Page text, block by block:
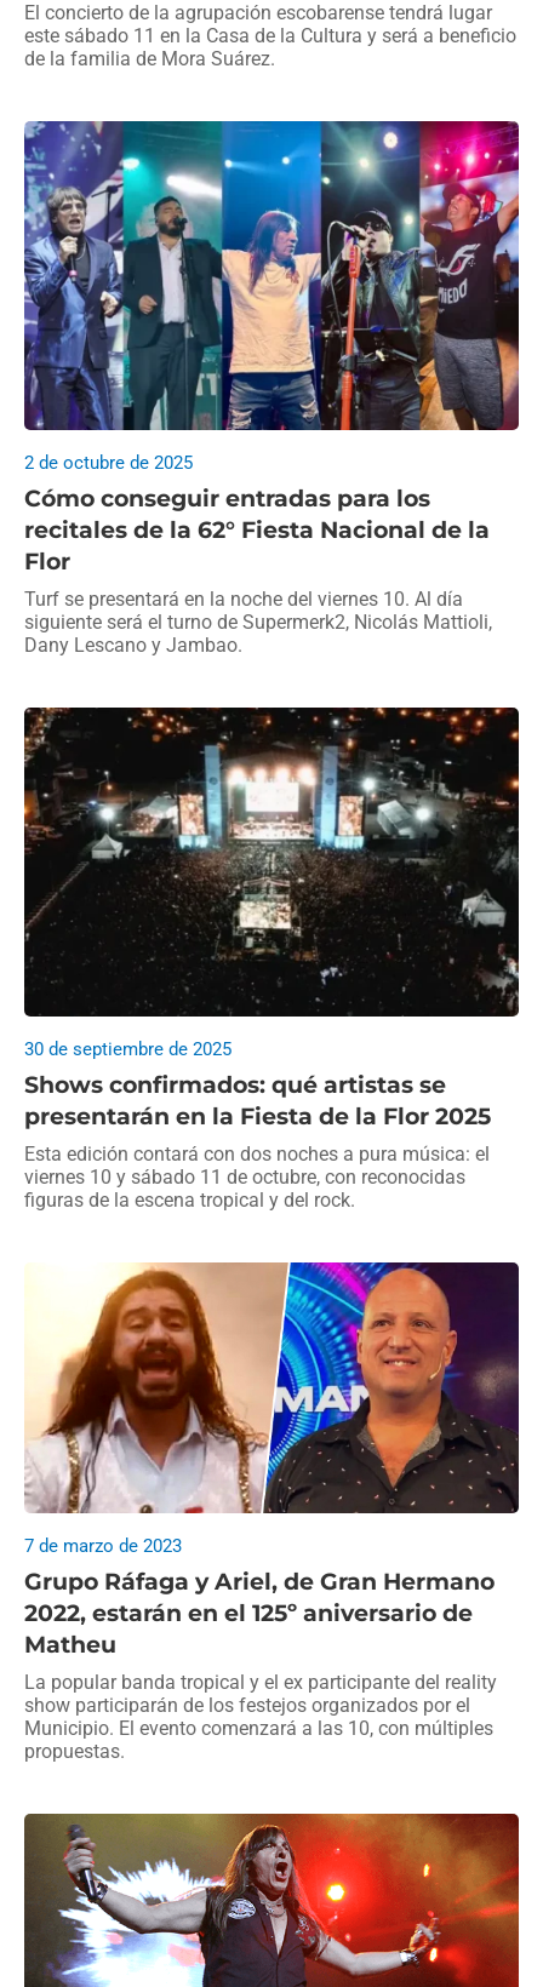
El concierto de la agrupación escobarense tendrá lugar
este sábado 11 en la Casa de la Cultura y será a beneficio
de la familia de Mora Suárez.
Cómo conseguir entradas para los
recitales de la 62° Fiesta Nacional de la
Flor
2 de octubre de 2025
Turf se presentará en la noche del viernes 10. Al día
siguiente será el turno de Supermerk2, Nicolás Mattioli,
Dany Lescano y Jambao.
Shows confirmados: qué artistas se
presentarán en la Fiesta de la Flor 2025
30 de septiembre de 2025
Esta edición contará con dos noches a pura música: el
viernes 10 y sábado 11 de octubre, con reconocidas
figuras de la escena tropical y del rock.
Grupo Ráfaga y Ariel, de Gran Hermano
2022, estarán en el 125º aniversario de
Matheu
7 de marzo de 2023
La popular banda tropical y el ex participante del reality
show participarán de los festejos organizados por el
Municipio. El evento comenzará a las 10, con múltiples
propuestas.